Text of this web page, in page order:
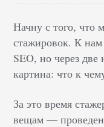
Начну с того, что
стажировок. К нам
SEO, но через две
картина: что к
За это время
вещам —